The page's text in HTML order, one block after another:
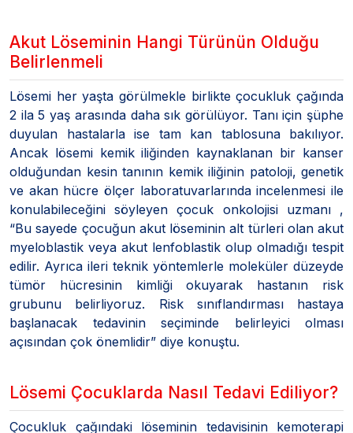
Akut Löseminin Hangi Türünün Olduğu
Belirlenmeli
Lösemi her yaşta görülmekle birlikte çocukluk çağında
2 ila 5 yaş arasında daha sık görülüyor. Tanı için şüphe
duyulan hastalarla ise tam kan tablosuna bakılıyor.
Ancak lösemi kemik iliğinden kaynaklanan bir kanser
olduğundan kesin tanının kemik iliğinin patoloji, genetik
ve akan hücre ölçer laboratuvarlarında incelenmesi ile
konulabileceğini söyleyen çocuk onkolojisi uzmanı ,
“Bu sayede çocuğun akut löseminin alt türleri olan akut
myeloblastik veya akut lenfoblastik olup olmadığı tespit
edilir. Ayrıca ileri teknik yöntemlerle moleküler düzeyde
tümör hücresinin kimliği okuyarak hastanın risk
grubunu belirliyoruz. Risk sınıflandırması hastaya
başlanacak tedavinin seçiminde belirleyici olması
açısından çok önemlidir” diye konuştu.
Lösemi Çocuklarda Nasıl Tedavi Ediliyor?
Çocukluk çağındaki löseminin tedavisinin kemoterapi